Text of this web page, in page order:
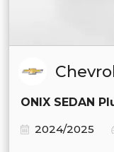
ONIX SEDAN
2024/2025